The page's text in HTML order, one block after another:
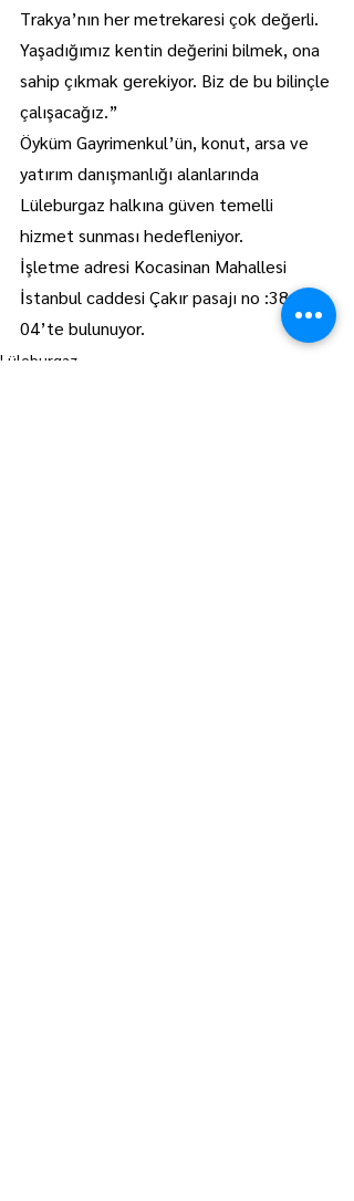
Trakya’nın her metrekaresi çok değerli.
Yaşadığımız kentin değerini bilmek, ona
sahip çıkmak gerekiyor. Biz de bu bilinçle
çalışacağız.”
Öyküm Gayrimenkul’ün, konut, arsa ve
yatırım danışmanlığı alanlarında
Lüleburgaz halkına güven temelli
hizmet sunması hedefleniyor.
İşletme adresi Kocasinan Mahallesi
İstanbul caddesi Çakır pasajı no :38-Z-
04’te bulunuyor.
Lüleburgaz